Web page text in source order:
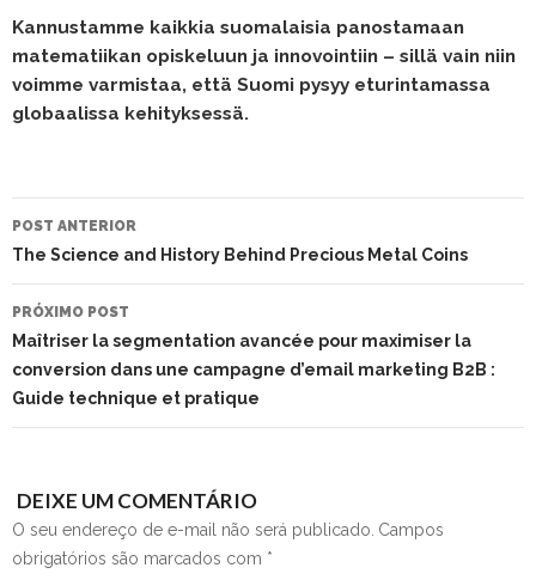
Kannustamme kaikkia suomalaisia panostamaan
matematiikan opiskeluun ja innovointiin – sillä vain niin
voimme varmistaa, että Suomi pysyy eturintamassa
globaalissa kehityksessä.
NAVEGAÇÃO
DO
POST
POST ANTERIOR
The Science and History Behind Precious Metal Coins
PRÓXIMO POST
Maîtriser la segmentation avancée pour maximiser la
conversion dans une campagne d’email marketing B2B :
Guide technique et pratique
DEIXE UM COMENTÁRIO
O seu endereço de e-mail não será publicado. Campos
obrigatórios são marcados com *